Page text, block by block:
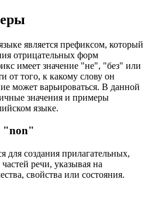
является префиксом, который
отрицательных форм
имеет значение "не", "без" или
от того, к какому слову он
может варьироваться. В данной
значения и примеры
языке.
"non"
для создания прилагательных,
речи, указывая на
свойства или состояния.